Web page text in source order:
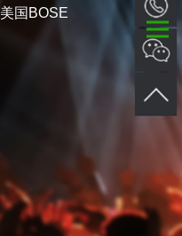
美国BOSE